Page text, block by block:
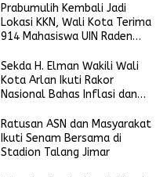
Prabumulih Kembali Jadi
Lokasi KKN, Wali Kota Terima
914 Mahasiswa UIN Raden
Sekda H. Elman Wakili Wali
Kota Arlan Ikuti Rakor
Nasional Bahas Inflasi dan
Ratusan ASN dan Masyarakat
Ikuti Senam Bersama di
Stadion Talang Jimar